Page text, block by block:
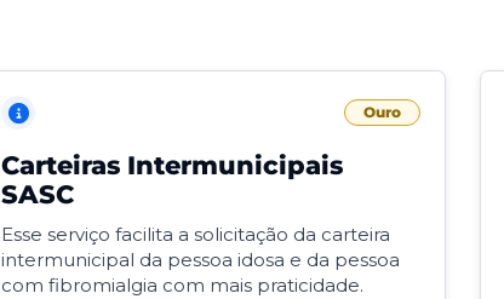
Ouro
Carteiras Intermunicipais
SASC
Esse serviço facilita a solicitação da carteira
intermunicipal da pessoa idosa e da pessoa
com fibromialgia com mais praticidade.